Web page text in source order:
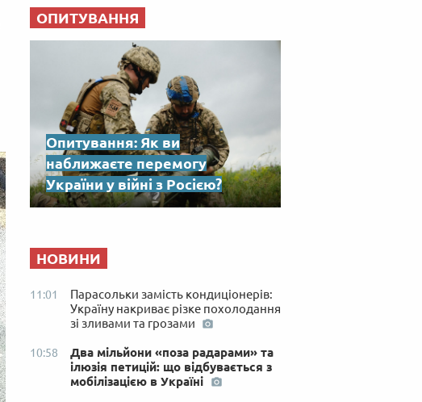
ОПИТУВАННЯ
Опитування: Як ви
наближаєте перемогу
України у війні з Росією?
НОВИНИ
11:01
Парасольки замість кондиціонерів:
Україну накриває різке похолодання
зі зливами та грозами
10:58
Два мільйони «поза радарами» та
ілюзія петицій: що відбувається з
мобілізацією в Україні